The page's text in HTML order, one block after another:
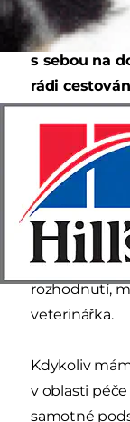
se svými
je láká
s sebou na
rádi
Mí psi, Pan
veškerý čas
dokonce i v
my je
ovšem
očekávali.
rozhodnutí,
veterinářka.
Kdykoliv
v oblasti péče
samotné